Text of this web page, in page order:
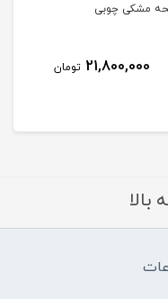
مشکی چوبی
21,800,000 تومان